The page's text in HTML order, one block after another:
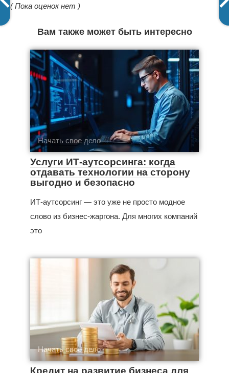
( Пока оценок нет )
Вам также может быть интересно
Начать свое дело
Услуги ИТ-аутсорсинга: когда
отдавать технологии на сторону
выгодно и безопасно
ИТ-аутсорсинг — это уже не просто модное
слово из бизнес‑жаргона. Для многих компаний
это
Начать свое дело
Кредит на развитие бизнеса для